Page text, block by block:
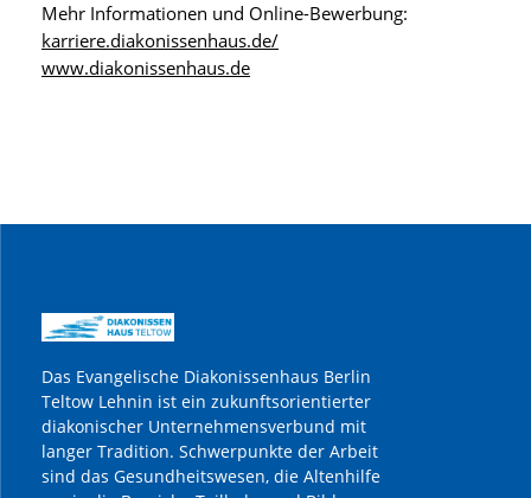
Mehr Informationen und Online-Bewerbung:
karriere.diakonissenhaus.de/
www.diakonissenhaus.de
Das Evangelische Diakonissenhaus Berlin
Teltow Lehnin ist ein zukunftsorientierter
diakonischer Unternehmensverbund mit
langer Tradition. Schwerpunkte der Arbeit
sind das Gesundheitswesen, die Altenhilfe